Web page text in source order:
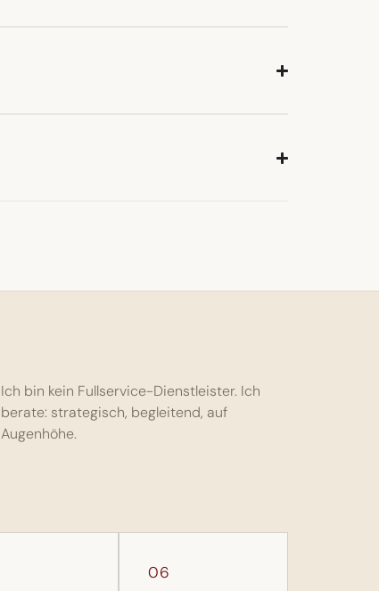
Ich bin kein Fullservice-Dienstleister. Ich
berate: strategisch, begleitend, auf
Augenhöhe.
06